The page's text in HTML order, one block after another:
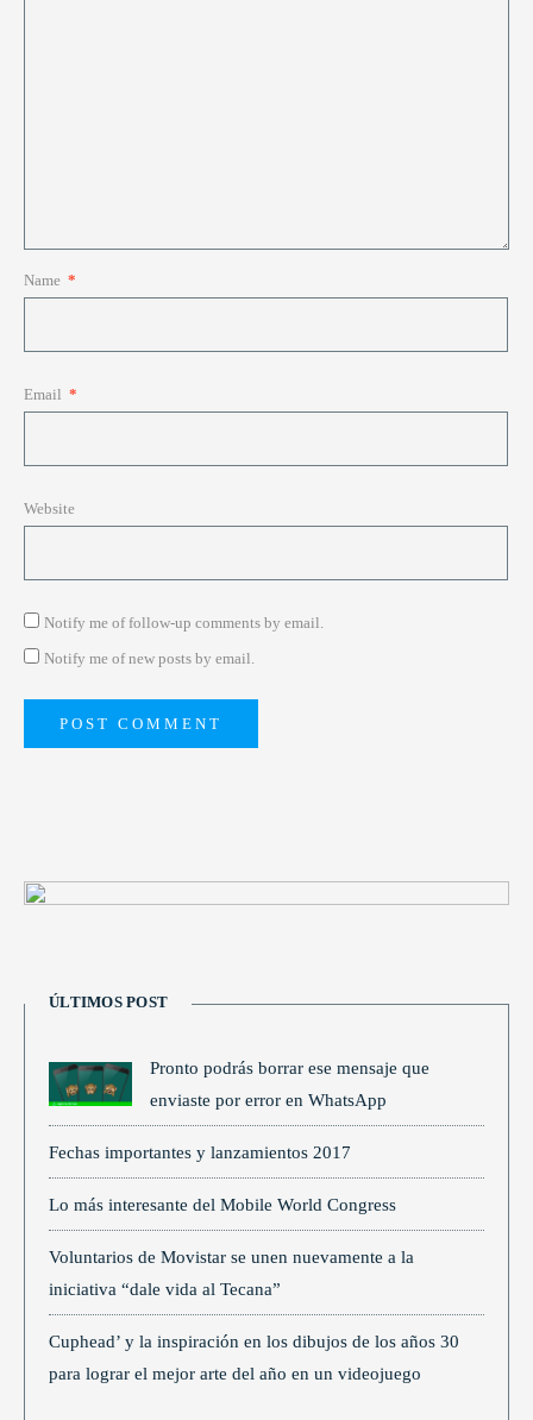
Name *
Email *
Website
Notify me of follow-up comments by email.
Notify me of new posts by email.
ÚLTIMOS POST
Pronto podrás borrar ese mensaje que
enviaste por error en WhatsApp
Fechas importantes y lanzamientos 2017
Lo más interesante del Mobile World Congress
Voluntarios de Movistar se unen nuevamente a la
iniciativa “dale vida al Tecana”
Cuphead’ y la inspiración en los dibujos de los años 30
para lograr el mejor arte del año en un videojuego